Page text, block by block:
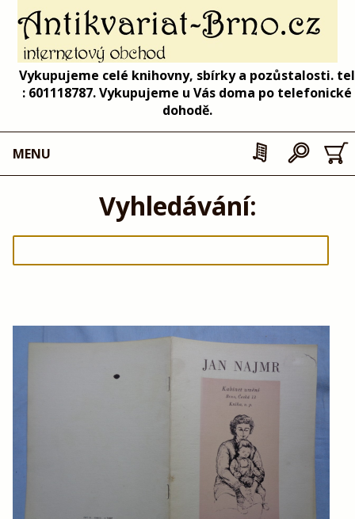
Vykupujeme celé knihovny, sbírky a pozůstalosti. tel
: 601118787. Vykupujeme u Vás doma po telefonické
dohodě.
MENU
Vyhledávání: